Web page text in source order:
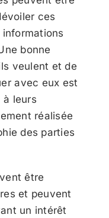
ces
bonne
veulent et de
avec eux est
à leurs
réalisée
des parties
être
et peuvent
un intérêt